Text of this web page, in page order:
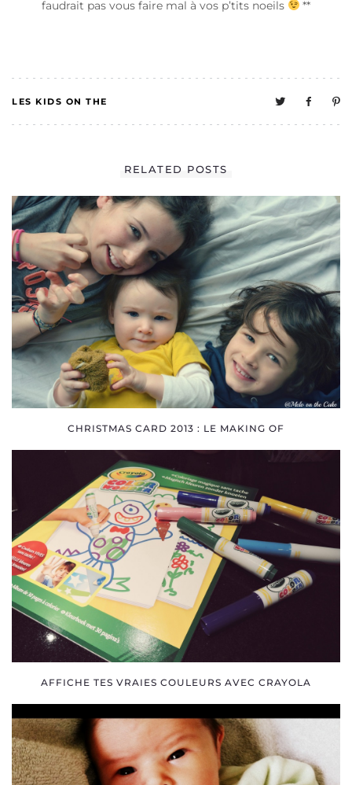
faudrait pas vous faire mal à vos p’tits noeils
**
LES KIDS ON THE
RELATED POSTS
CHRISTMAS CARD 2013 : LE MAKING OF
AFFICHE TES VRAIES COULEURS AVEC CRAYOLA